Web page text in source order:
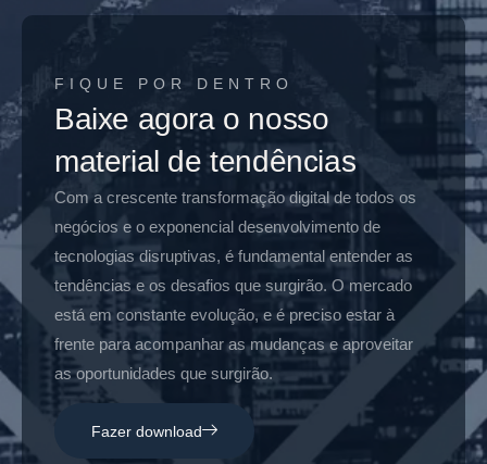
FIQUE POR DENTRO
Baixe agora o nosso
material de tendências
Com a crescente transformação digital de todos os
negócios e o exponencial desenvolvimento de
tecnologias disruptivas, é fundamental entender as
tendências e os desafios que surgirão. O mercado
está em constante evolução, e é preciso estar à
frente para acompanhar as mudanças e aproveitar
as oportunidades que surgirão.
Fazer download